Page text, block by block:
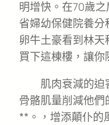
明增快。在70歲
省婦幼保健院養分
卵牛土豪看到林
買下這棟樓，讓你
肌肉衰減的迫
骨骼肌量削減他
**。，增添顛仆的